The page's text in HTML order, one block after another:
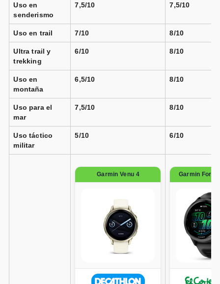
Uso en
senderismo
7,5/10 7,5/10
Uso en trail 7/10 8/10
Ultra trail y
trekking
6/10 8/10
Uso en
montaña
6,5/10 8/10
Uso para el
mar
7,5/10 8/10
Uso táctico
militar
5/10 6/10
Garmin Venu 4 Garmin